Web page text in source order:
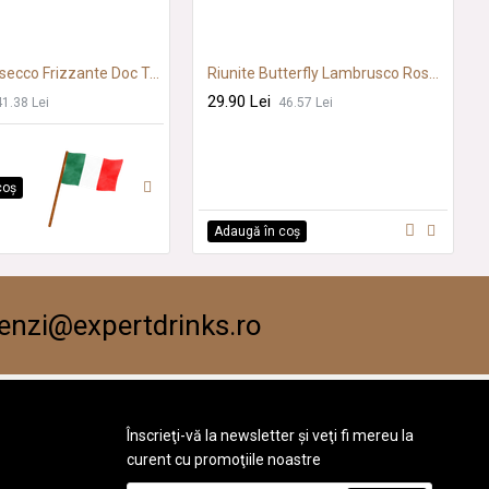
Riunite Prosecco Frizzante Doc Treviso 0.75L SGR
Lei 29.90 Lei 46.57 Lei
Adaugă în coş
Înscrieţi-vă la newsletter şi veţi fi mereu la
curent cu promoţiile noastre